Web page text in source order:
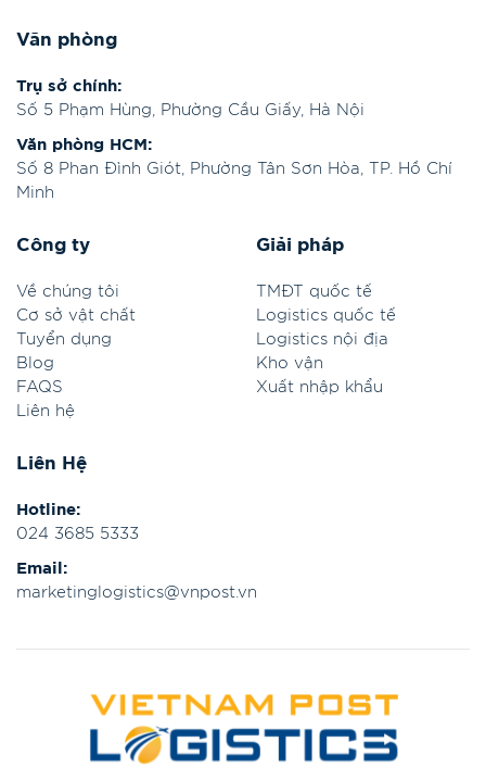
Văn phòng
Trụ sở chính:
Số 5 Phạm Hùng, Phường Cầu Giấy, Hà Nội
Văn phòng HCM:
Số 8 Phan Đình Giót, Phường Tân Sơn Hòa, TP. Hồ Chí
Minh
Liên Hệ
Hotline:
024 3685 5333
Email:
marketinglogistics@vnpost.vn
Công ty
Về chúng tôi
Cơ sở vật chất
Tuyển dụng
Blog
FAQS
Liên hệ
Giải pháp
TMĐT quốc tế
Logistics quốc tế
Logistics nội địa
Kho vận
Xuất nhập khẩu